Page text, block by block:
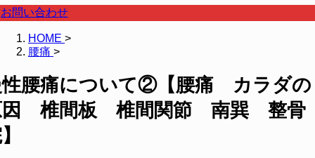
お問い合わせ
HOME >
腰痛 >
腰痛について②【腰痛 カラダの
因 椎間板 椎間関節 南巽 整骨